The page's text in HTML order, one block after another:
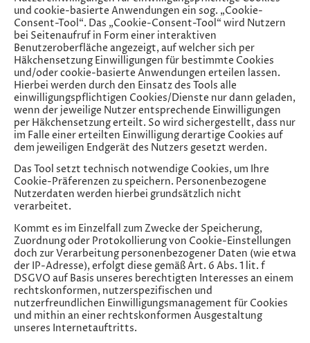
und cookie-basierte Anwendungen ein sog. „Cookie-
Consent-Tool“. Das „Cookie-Consent-Tool“ wird Nutzern
bei Seitenaufruf in Form einer interaktiven
Benutzeroberfläche angezeigt, auf welcher sich per
Häkchensetzung Einwilligungen für bestimmte Cookies
und/oder cookie-basierte Anwendungen erteilen lassen.
Hierbei werden durch den Einsatz des Tools alle
einwilligungspflichtigen Cookies/Dienste nur dann geladen,
wenn der jeweilige Nutzer entsprechende Einwilligungen
per Häkchensetzung erteilt. So wird sichergestellt, dass nur
im Falle einer erteilten Einwilligung derartige Cookies auf
dem jeweiligen Endgerät des Nutzers gesetzt werden.
Das Tool setzt technisch notwendige Cookies, um Ihre
Cookie-Präferenzen zu speichern. Personenbezogene
Nutzerdaten werden hierbei grundsätzlich nicht
verarbeitet.
Kommt es im Einzelfall zum Zwecke der Speicherung,
Zuordnung oder Protokollierung von Cookie-Einstellungen
doch zur Verarbeitung personenbezogener Daten (wie etwa
der IP-Adresse), erfolgt diese gemäß Art. 6 Abs. 1 lit. f
DSGVO auf Basis unseres berechtigten Interesses an einem
rechtskonformen, nutzerspezifischen und
nutzerfreundlichen Einwilligungsmanagement für Cookies
und mithin an einer rechtskonformen Ausgestaltung
unseres Internetauftritts.